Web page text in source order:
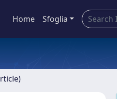
Home Sfoglia